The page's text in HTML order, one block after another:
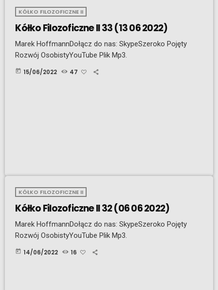
KÓŁKO FILOZOFICZNE II
Kółko Filozoficzne II 33 (13 06 2022)
Marek HoffmannDołącz do nas: SkypeSzeroko Pojęty
Rozwój OsobistyYouTube Plik Mp3.
today 15/06/2022 47
KÓŁKO FILOZOFICZNE II
Kółko Filozoficzne II 32 (06 06 2022)
Marek HoffmannDołącz do nas: SkypeSzeroko Pojęty
Rozwój OsobistyYouTube Plik Mp3.
today 14/06/2022 16